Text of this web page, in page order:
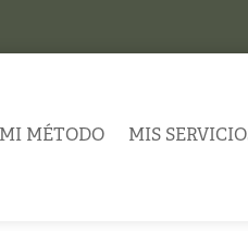
MI MÉTODO MIS